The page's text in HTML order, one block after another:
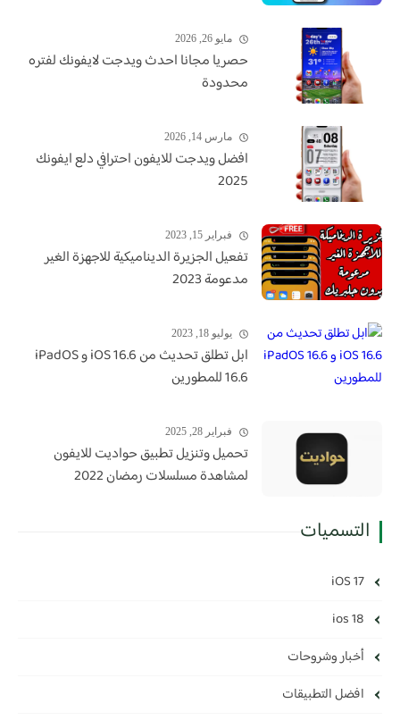
مايو 26, 2026
حصريا مجانا احدث ويدجت لايفونك لفتره
محدودة
مارس 14, 2026
افضل ويدجت للايفون احترافي دلع ايفونك
2025
فبراير 15, 2023
تفعيل الجزيرة الديناميكية للاجهزة الغير
مدعومة 2023
يوليو 18, 2023
ابل تطلق تحديث من iOS 16.6 و iPadOS
16.6 للمطورين
فبراير 28, 2025
تحميل وتنزيل تطبيق حواديت للايفون
لمشاهدة مسلسلات رمضان 2022
التسميات
أخبار وشروحات
افضل التطبيقات